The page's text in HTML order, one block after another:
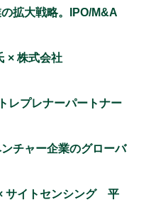
大戦略。IPO/M&A
株式会社
プレナーパートナー
ャー企業のグローバ
イトセンシング 平